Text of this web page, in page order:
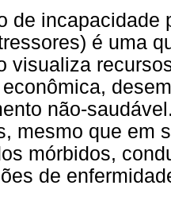
de incapacidade
é uma
visualiza
econômica,
não-
mesmo que em
mórbidos,
de